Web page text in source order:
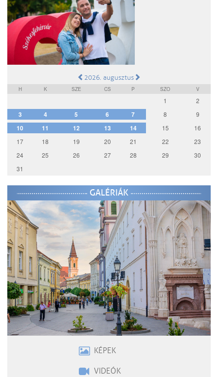
2026. augusztus
H K SZE CS P SZO V
1 2
3 4 5 6 7 8 9
10 11 12 13 14 15
16
17
18 19 20 21 22
23
24
25 26 27 28 29
30
31
GALÉRIÁK
KÉPEK
VIDEÓK